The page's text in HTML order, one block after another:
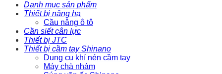
Danh mục sản phẩm
Thiết bị nâng hạ
Cầu nâng ô tô
Cần siết cân lực
Thiết bị JTC
Thiết bị cầm tay Shinano
Dụng cụ khí nén cầm tay
Máy chà nhám